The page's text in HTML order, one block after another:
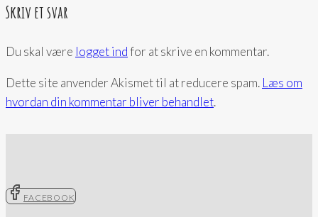
Skriv et svar
Du skal være logget indfor at skrive en kommentar.
Dette site anvender Akismet til at reducere spam. Læs om
hvordan din kommentar bliver behandlet.
FACEBOOK